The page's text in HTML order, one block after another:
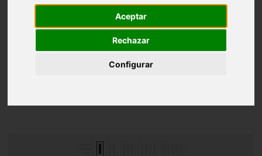
Aceptar
Rechazar
Configurar
Artículos (0)
search
BOLSAS/MOCHILAS
Personalizadas
Mochilas con bandolera